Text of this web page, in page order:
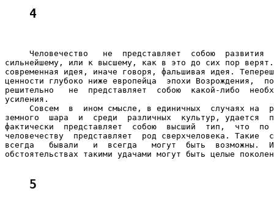
4
Человечество   не  представляет  собою  развития
сильнейшему, или к высшему, как в это до сих пор
современная идея, иначе говоря, фальшивая идея.
ценности глубоко ниже европейца  эпохи Возрождения,
решительно   не  представляет  собою  какой-либо
усиления.
Совсем  в  ином смысле, в единичных  случаях на
земного  шара  и  среди  различных  культур, удается
фактически  представляет  собою  высший  тип,  что
человечеству  представляет  род сверхчеловека. Такие
всегда   бывали   и  всегда   могут  быть  возможны.
обстоятельствах такими удачами могут быть целые
5